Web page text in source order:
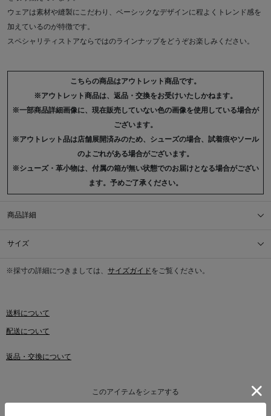
ウェアは素材や縫製にこだわり、ベーシックなデザインに程よくトレンド感を
加えているのが特徴です。
スペシャリティストアならではのラインナップをどうぞお楽しみください。
こちらの商品はアウトレット商品です。
※アウトレット商品は、返品・交換をお受けいたしかねます。
※一部商品詳細画像に、現在販売していない色の画像を使用している場合が
ございます。
※アウトレット品は店舗展開済みのため、シューズの場合、試着痕やソール
のよごれがある場合がございます。
※シューズ・革小物は、付属の箱が無い状態でのお届けとなる場合がござい
ます。予めご了承ください。
商品詳細
サイズ
※採寸の詳細につきましては、 サイズガイドをご覧ください。
送料について
配送について
返品・交換について
このアイテムをシェアする